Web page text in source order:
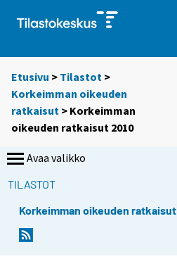
Etusivu > Tilastot >
Korkeimman oikeuden
ratkaisut > Korkeimman
oikeuden ratkaisut 2010
Avaa valikko
TILASTOT
Korkeimman oikeuden ratkaisut